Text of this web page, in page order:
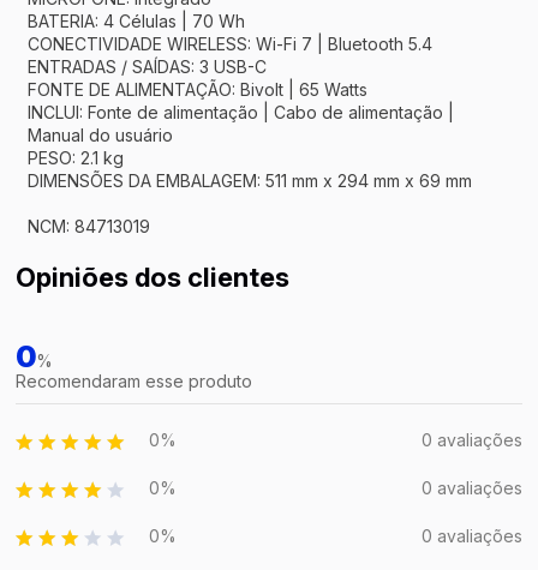
BATERIA: 4 Células | 70 Wh
CONECTIVIDADE WIRELESS: Wi-Fi 7 | Bluetooth 5.4
ENTRADAS / SAÍDAS: 3 USB-C
FONTE DE ALIMENTAÇÃO: Bivolt | 65 Watts
INCLUI: Fonte de alimentação | Cabo de alimentação |
Manual do usuário
PESO: 2.1 kg
DIMENSÕES DA EMBALAGEM: 511 mm x 294 mm x 69 mm
NCM: 84713019
Opiniões dos clientes
0%
Recomendaram esse produto
0% 0 avaliações
0% 0 avaliações
0% 0 avaliações